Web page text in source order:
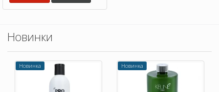
Новинки
Новинка Новинка